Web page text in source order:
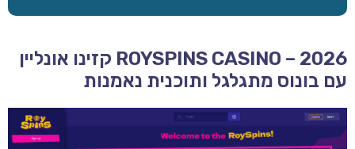
ROYSPINS CASINO – 2026 קזינו אונליין
עם בונוס מתגלגל ותוכנית נאמנות